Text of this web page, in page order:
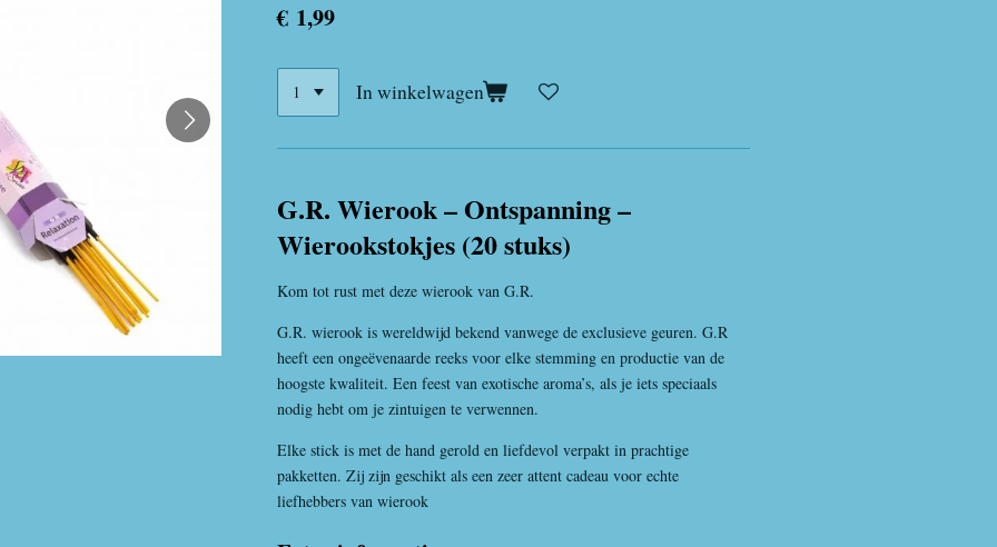
€ 1,99
In winkelwagen
G.R. Wierook – Ontspanning –
Wierookstokjes (20 stuks)
Kom tot rust met deze wierook van G.R.
G.R. wierook is wereldwijd bekend vanwege de exclusieve geuren. G.R
heeft een ongeëvenaarde reeks voor elke stemming en productie van de
hoogste kwaliteit. Een feest van exotische aroma’s, als je iets speciaals
nodig hebt om je zintuigen te verwennen.
Elke stick is met de hand gerold en liefdevol verpakt in prachtige
pakketten. Zij zijn geschikt als een zeer attent cadeau voor echte
liefhebbers van wierook